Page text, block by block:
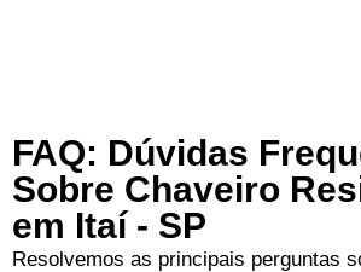
FAQ: Dúvidas
Sobre Chaveiro
em Itaí - SP
Resolvemos as principais perguntas